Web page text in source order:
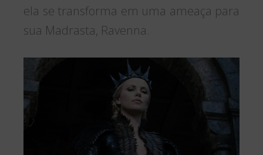
ela se transforma em uma ameaça para
sua Madrasta, Ravenna.